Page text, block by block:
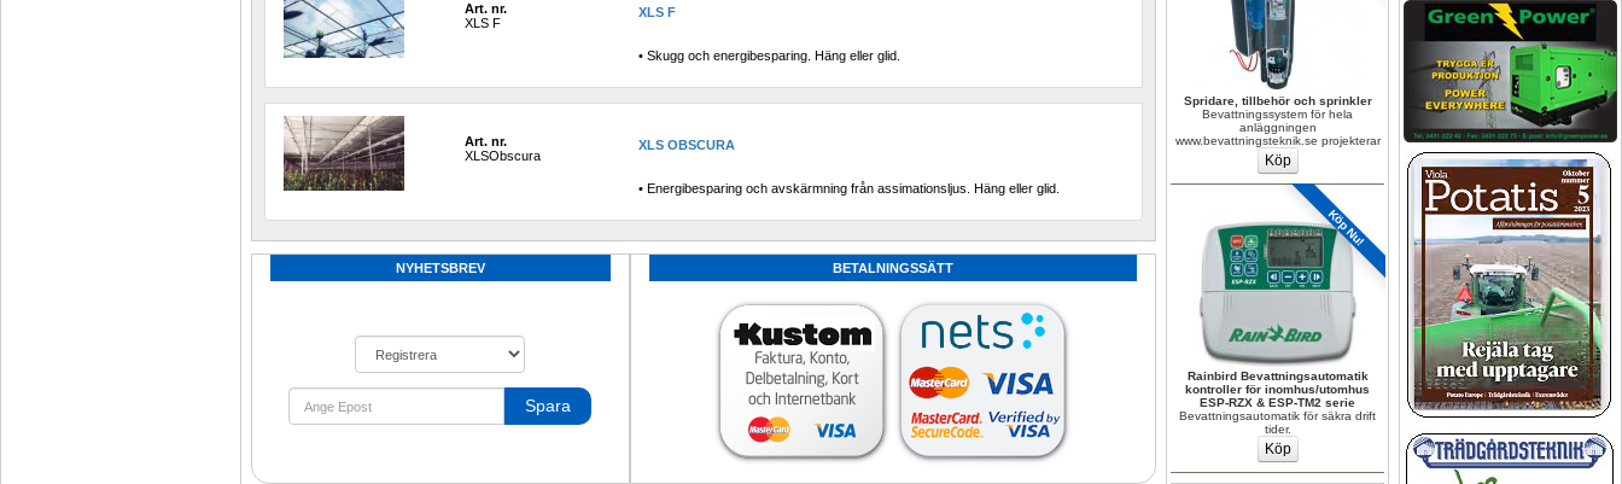
Spridare, tillbehör och sprinkler
Bevattningssystem för hela
anläggningen
www.bevattningsteknik.se projekterar
Köp Nu!
Rainbird Bevattningsautomatik
kontroller för inomhus/utomhus
ESP-RZX & ESP-TM2 serie
Bevattningsautomatik för säkra drift
tider.
Art. nr.
XLS F
XLS F
• Skugg och energibesparing. Häng eller glid.
Art. nr.
XLSObscura
XLS OBSCURA
• Energibesparing och avskärmning från assimationsljus. Häng eller glid.
NYHETSBREV
Spara
BETALNINGSSÄTT